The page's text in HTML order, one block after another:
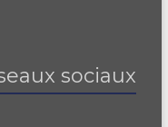
sociaux